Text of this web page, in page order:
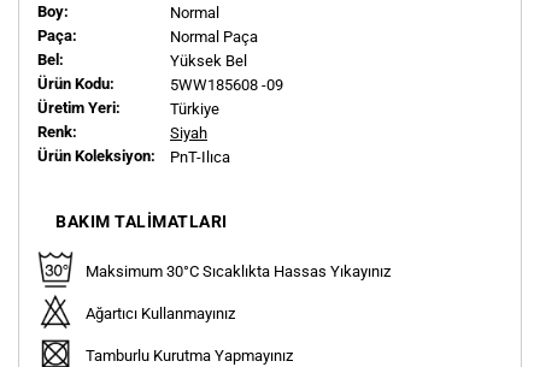
Boy:
Normal
Paça:
Normal Paça
Bel:
Yüksek Bel
Ürün Kodu:
5WW185608 -09
Üretim Yeri:
Türkiye
Renk:
Siyah
Ürün Koleksiyon:
PnT-Ilıca
BAKIM TALIMATLARI
Maksimum 30°C Sıcaklıkta Hassas Yıkayınız
Ağartıcı Kullanmayınız
Tamburlu Kurutma Yapmayınız